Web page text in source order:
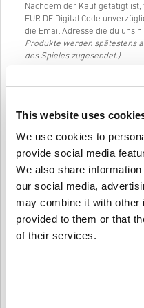
This website uses
We use cookies to
provide social media
We also share
our social media,
may combine it with other
provided to them or that
of their services.
Nachdem der Kauf getätigt ist,
EUR DE Digital Code
die Email Adresse die du uns
Produkte werden spätestens
des Spieles zugesendet.)
verfügbar, falls du Fragen oder
Unser einfaches 3-Schritte
Formulare oder Befragungen,
der Kauf von AMAZON GIFT
schnell und einfach erledigt
So funktioniert es bei
einfach:
angegebenen